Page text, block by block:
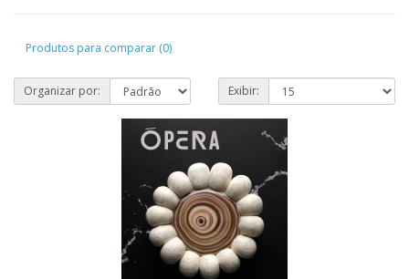
Produtos para comparar (0)
Organizar por: Exibir: